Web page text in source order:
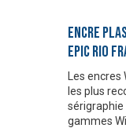
ENCRE
EPIC RIO
Les
les plus
gammes